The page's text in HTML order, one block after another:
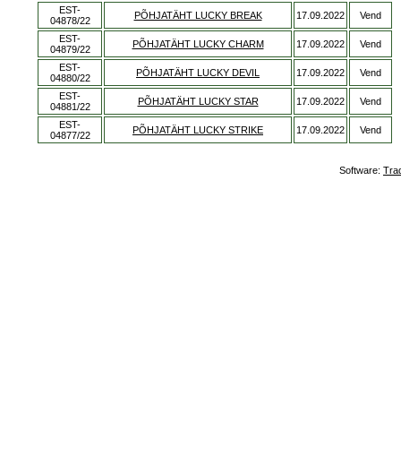
EST-
04878/22
PÕHJATÄHT LUCKY BREAK 17.09.2022 Vend
EST-
04879/22
PÕHJATÄHT LUCKY CHARM 17.09.2022 Vend
EST-
04880/22
PÕHJATÄHT LUCKY DEVIL 17.09.2022 Vend
EST-
04881/22
PÕHJATÄHT LUCKY STAR 17.09.2022 Vend
EST-
04877/22
PÕHJATÄHT LUCKY STRIKE 17.09.2022 Vend
Software: